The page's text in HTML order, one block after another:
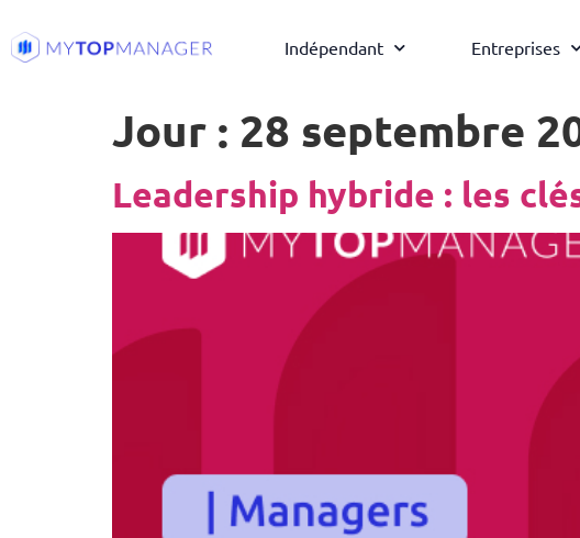
Indépendant Entreprises
Jour : 28 septembre
Leadership hybride : les